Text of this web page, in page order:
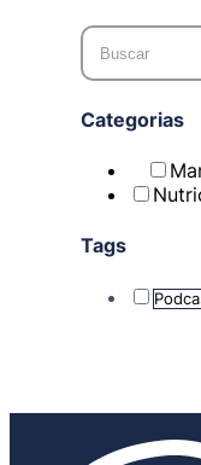
Categorias
Tags